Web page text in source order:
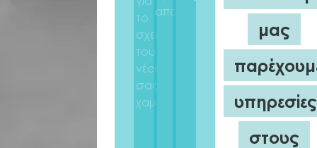
το
σχεδιασμό
του
νέου
σας
χαμόγελου.
αποτέλεσμα.
μας
υπηρεσίες
στους